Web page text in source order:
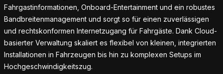
Fahrgastinformationen, Onboard-Entertainment und ein robustes
Bandbreitenmanagement und sorgt so für einen zuverlässigen
und rechtskonformen Internetzugang für Fahrgäste. Dank Cloud-
basierter Verwaltung skaliert es flexibel von kleinen, integrierten
Installationen in Fahrzeugen bis hin zu komplexen Setups im
Hochgeschwindigkeitszug.